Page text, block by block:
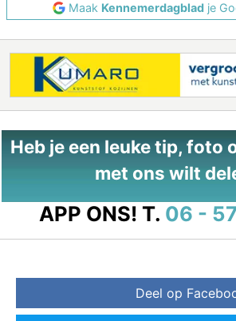
Maak Kennemerdagblad je
Heb je een leuke tip, foto
met ons wilt
APP ONS! T. 06 -
Deel op